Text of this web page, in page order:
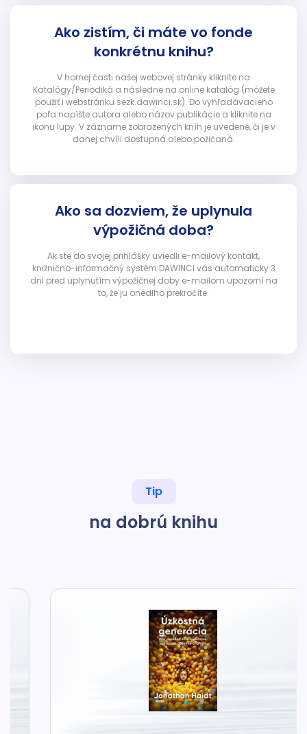
Ako zistím, či máte vo fonde
konkrétnu knihu?
V hornej časti našej webovej stránky kliknite na
Katalógy/Periodiká a následne na online katalóg (môžete
použiť i webstránku sezk.dawinci.sk). Do vyhľadávacieho
poľa napíšte autora alebo názov publikácie a kliknite na
ikonu lupy. V zázname zobrazených kníh je uvedené, či je v
danej chvíli dostupná alebo požičaná.
Ako sa dozviem, že uplynula
výpožičná doba?
Ak ste do svojej prihlášky uviedli e-mailový kontakt,
knižnično-informačný systém DAWINCI vás automaticky 3
dni pred uplynutím výpožičnej doby e-mailom upozorní na
to, že ju onedlho prekročíte.
Tip
na dobrú knihu